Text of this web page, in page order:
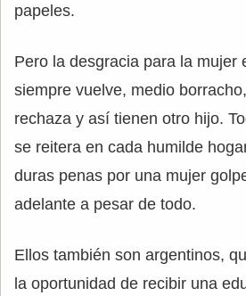
papeles.
Pero la desgracia para la mujer
siempre vuelve, medio
rechaza y así tienen otro hijo.
se reitera en cada humilde
duras penas por una mujer
adelante a pesar de todo.
Ellos también son argentinos,
la oportunidad de recibir una